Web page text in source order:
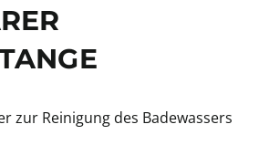
zur Reinigung des Badewassers